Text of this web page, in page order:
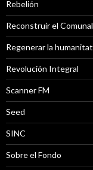
Rebelión
Reconstruir el Comunal
Regenerar la humanitat
Revolución Integral
Scanner FM
Seed
SINC
Sobre el Fondo